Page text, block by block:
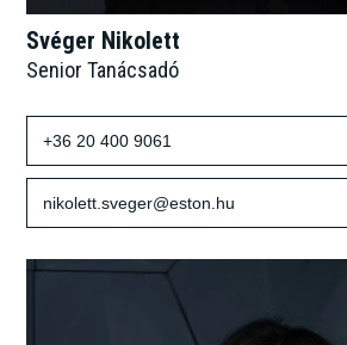
Svéger Nikolett
Senior Tanácsadó
+36 20 400 9061
nikolett.sveger@eston.hu